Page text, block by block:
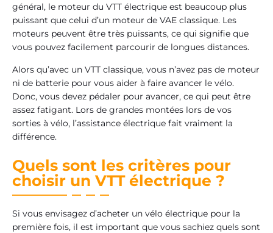
général, le moteur du VTT électrique est beaucoup plus
puissant que celui d’un moteur de VAE classique. Les
moteurs peuvent être très puissants, ce qui signifie que
vous pouvez facilement parcourir de longues distances.
Alors qu’avec un VTT classique, vous n’avez pas de moteur
ni de batterie pour vous aider à faire avancer le vélo.
Donc, vous devez pédaler pour avancer, ce qui peut être
assez fatigant. Lors de grandes montées lors de vos
sorties à vélo, l’assistance électrique fait vraiment la
différence.
Quels sont les critères pour
choisir un VTT électrique ?
Si vous envisagez d’acheter un vélo électrique pour la
première fois, il est important que vous sachiez quels sont